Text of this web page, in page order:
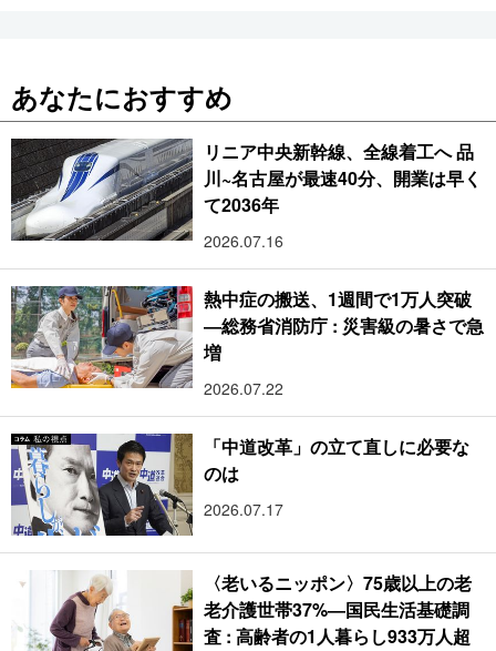
あなたにおすすめ
リニア中央新幹線、全線着工へ 品
川~名古屋が最速40分、開業は早く
て2036年
2026.07.16
熱中症の搬送、1週間で1万人突破
―総務省消防庁 : 災害級の暑さで急
増
2026.07.22
「中道改革」の立て直しに必要な
のは
2026.07.17
〈老いるニッポン〉75歳以上の老
老介護世帯37%―国民生活基礎調
査 : 高齢者の1人暮らし933万人超